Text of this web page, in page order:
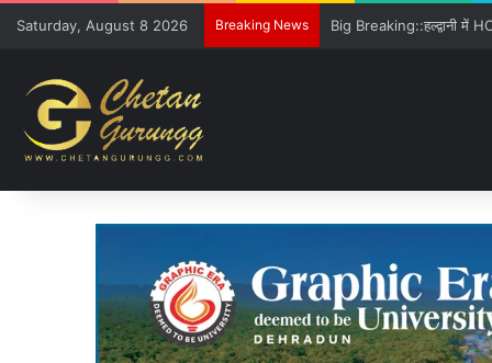
Saturday, August 8 2026 Breaking News Freshers को GE विवि की